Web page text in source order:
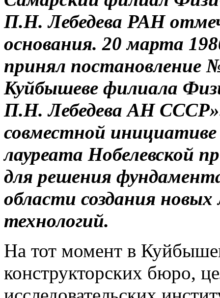
П.Н. Лебедева РАН
основания. 20 марта
принял постановление
Куйбышеве филиала
П.Н. Лебедева АН
совместной инициативе
лауреата Нобелевской
для решения
области создания
технологий.
На тот момент в
конструкторских бюро,